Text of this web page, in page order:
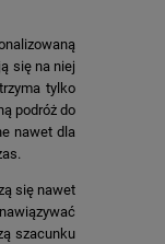
się na niej
tylko
podróż do
nawet dla
się nawet
szacunku